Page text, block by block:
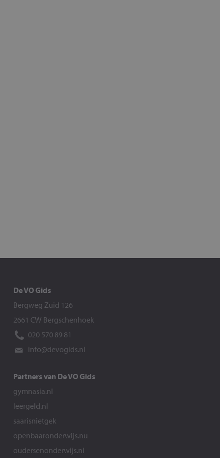
De VO Gids
Bergweg Zuid 126
2661 CW Bergschenhoek
020 570 89 81
info@devogids.nl
Partners van De VO Gids
gymnasia.nl
leergeld.nl
saarisnietgek
openbaaronderwijs.nu
oudersenonderwijs.nl